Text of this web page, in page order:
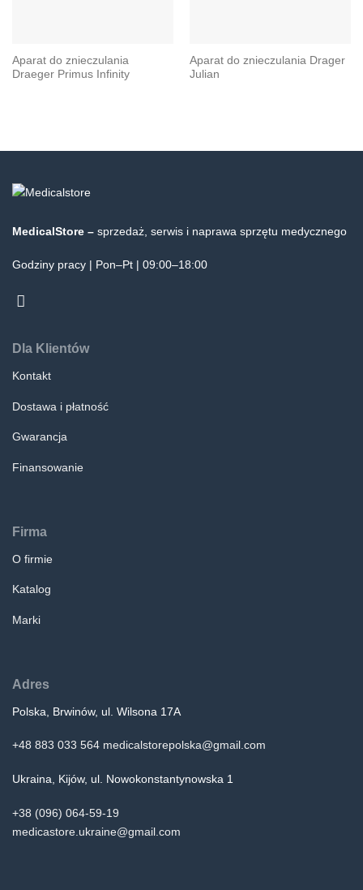
Aparat do znieczulania
Draeger Primus Infinity
Aparat do znieczulania Drager
Julian
MedicalStore – sprzedaż, serwis i naprawa sprzętu medycznego
Godziny pracy | Pon–Pt | 09:00–18:00
Dla Klientów
Kontakt
Dostawa i płatność
Gwarancja
Finansowanie
Firma
O firmie
Katalog
Marki
Adres
Polska, Brwinów, ul. Wilsona 17A
+48 883 033 564 medicalstorepolska@gmail.com
Ukraina, Kijów, ul. Nowokonstantynowska 1
+38 (096) 064-59-19
medicastore.ukraine@gmail.com